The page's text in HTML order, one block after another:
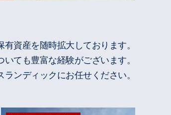
資産を随時拡大しております。
ても豊富な経験がございます。
ンディックにお任せください。